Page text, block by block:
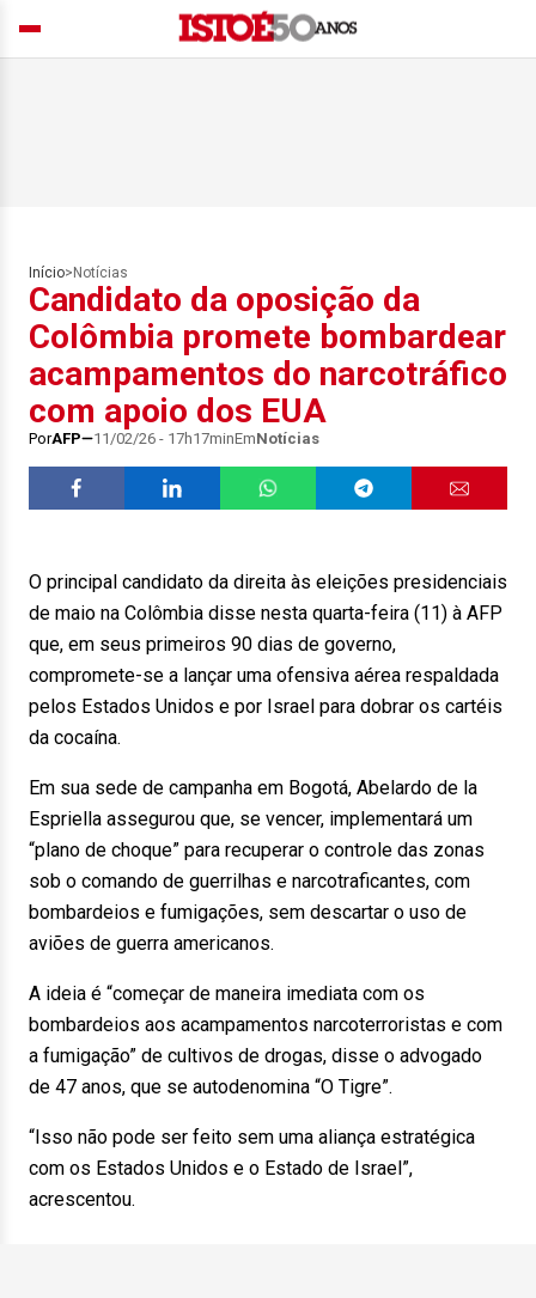
Início> Notícias
Candidato da oposição da
Colômbia promete bombardear
acampamentos do narcotráfico
com apoio dos EUA
PorAFP 11/02/26 - 17h17minEmNotícias
O principal candidato da direita às eleições presidenciais
de maio na Colômbia disse nesta quarta-feira (11) à AFP
que, em seus primeiros 90 dias de governo,
compromete-se a lançar uma ofensiva aérea respaldada
pelos Estados Unidos e por Israel para dobrar os cartéis
da cocaína.
Em sua sede de campanha em Bogotá, Abelardo de la
Espriella assegurou que, se vencer, implementará um
“plano de choque” para recuperar o controle das zonas
sob o comando de guerrilhas e narcotraficantes, com
bombardeios e fumigações, sem descartar o uso de
aviões de guerra americanos.
A ideia é “começar de maneira imediata com os
bombardeios aos acampamentos narcoterroristas e com
a fumigação” de cultivos de drogas, disse o advogado
de 47 anos, que se autodenomina “O Tigre”.
“Isso não pode ser feito sem uma aliança estratégica
com os Estados Unidos e o Estado de Israel”,
acrescentou.